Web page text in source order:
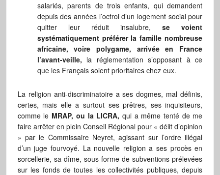
salariés, parents de trois enfants, qui demandent
depuis des années l’octroi d’un logement social pour
quitter leur réduit insalubre,se voient
systématiquement préférer la famille nombreuse
africaine, voire polygame, arrivée en France
l’avant-veille, la réglementation s’opposant à ce
que les Français soient prioritaires chez eux.
La religion anti-discriminatoire a ses dogmes, mal définis,
certes, mais elle a surtout ses prêtres, ses inquisiteurs,
comme le MRAP, ou la LICRA, qui a même tenté de me
faire arrêter en plein Conseil Régional pour « délit d’opinion
» par le Commissaire Neyret, agissant sur l’ordre illégal
d’un juge fourvoyé. La nouvelle religion a ses procès en
sorcellerie, sa dîme, sous forme de subventions prélevées
sur les fonds de toutes les collectivités publiques, depuis